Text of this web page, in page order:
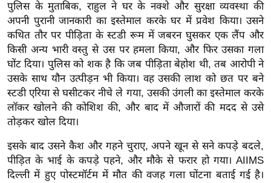
वु
ड
हॉ
ली
वु
ड
फि
ल्म
स
मी
क्षा
पुलिस के मुताबिक, राहुल ने घर के नक्शे और सुरक्षा व्यवस्था की
अपनी पुरानी जानकारी का इस्तेमाल करके घर में प्रवेश किया। उसने
कथित तौर पर पीड़िता के स्टडी रूम में जबरन घुसकर एक लैंप और
किसी अन्य भारी वस्तु से उस पर हमला किया, और फिर उसका गला
घोंट दिया। पुलिस को शक है कि जब पीड़िता बेहोश थी, तब आरोपी ने
उसके साथ यौन उत्पीड़न भी किया। वह उसकी लाश को छत पर बने
स्टडी एरिया से घसीटकर नीचे ले गया, उसकी उंगली का इस्तेमाल करके
लॉकर खोलने की कोशिश की, और बाद में औजारों की मदद से उसे
तोड़कर खोल दिया।
इसके बाद उसने कैश और गहने चुराए, अपने खून से सने कपड़े बदले,
पीड़ित के भाई के कपड़े पहने, और मौके से फरार हो गया। AIIMS
दिल्ली में हुए पोस्टमॉर्टम में मौत की वजह गला घोंटना बताई गई है।